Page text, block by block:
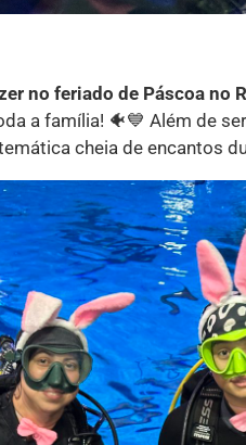
no feriado de Páscoa no
a família! 🐠💙 Além de
cheia de encantos